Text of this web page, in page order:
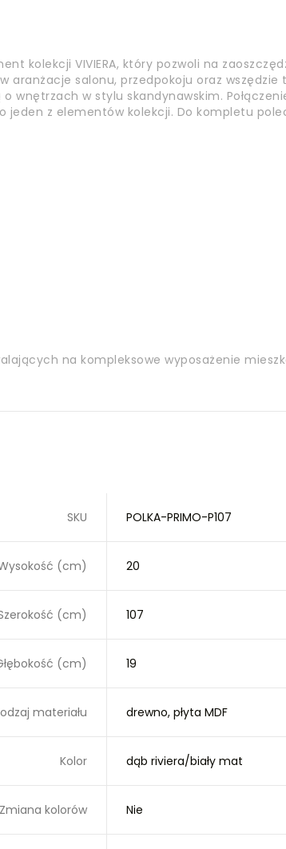
kolekcji VIVIERA, który pozwoli na
aranżacje salonu, przedpokoju oraz
wnętrzach w stylu skandynawskim.
jeden z elementów kolekcji. Do kompletu
na kompleksowe wyposażenie
SKU POLKA-PRIMO-P107
(cm) 20
(cm) 107
(cm) 19
materiału drewno, płyta MDF
Kolor dąb riviera/biały mat
Zmiana kolorów Nie